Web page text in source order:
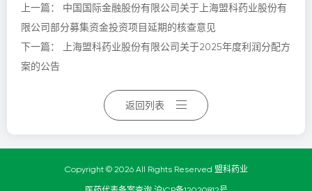
上一篇： 中国国际金融股份有限公司关于上海盟科药业股份有
限公司部分募集资金投资项目延期的核查意见
下一篇：
上海盟科药业股份有限公司关于2025年度利润分配方
案的公告
返回列表
Copyright © 2026 All Rights Reserved 盟科药业